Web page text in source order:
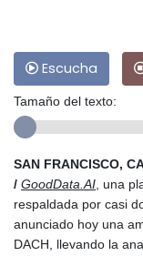
Escucha
Tamaño del texto:
SAN FRANCISCO,
/ GoodData.AI, una
respaldada por casi
anunciado hoy una
DACH, llevando la